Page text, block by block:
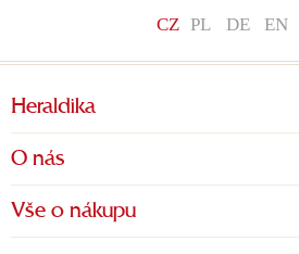
CZ PL DE EN
Heraldika
O nás
Vše o nákupu